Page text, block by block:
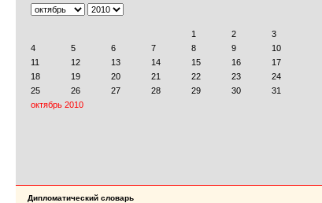
Дипломатический словарь